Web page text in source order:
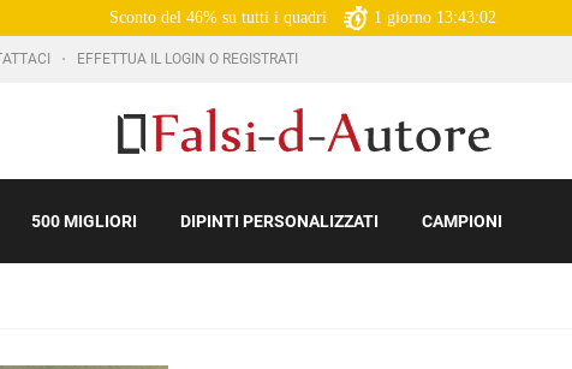
Sconto del 46% su tutti i quadri 1 giorno 13:43:00
EFFETTUA IL LOGIN O REGISTRATI
500 MIGLIORI DIPINTI PERSONALIZZATI CAMPIONI